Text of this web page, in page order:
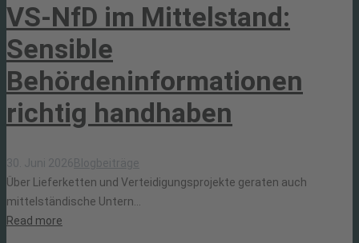
VS-NfD im Mittelstand:
Sensible
Behördeninformationen
richtig handhaben
30. Juni 2026 Blogbeiträge
Über Lieferketten und Verteidigungsprojekte geraten auch
mittelständische Untern...
Read more